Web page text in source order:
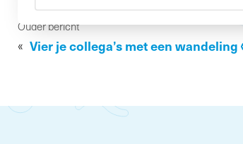
Ouder bericht
« Vier je collega’s met een wandeling